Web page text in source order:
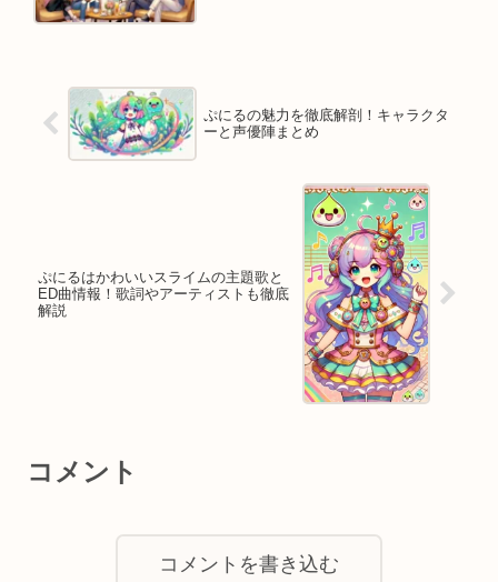
ぷにるの魅力を徹底解剖！キャラクタ
ーと声優陣まとめ
ぷにるはかわいいスライムの主題歌と
ED曲情報！歌詞やアーティストも徹底
解説
コメント
コメントを書き込む